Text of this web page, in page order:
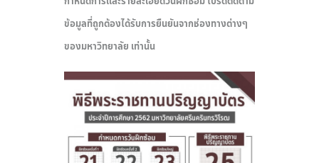
ข้อมูลที่ถูกต้องได้รับการยืนยันจากช่องทางต่างๆ
ของมหาวิทยาลัย เท่านั้น